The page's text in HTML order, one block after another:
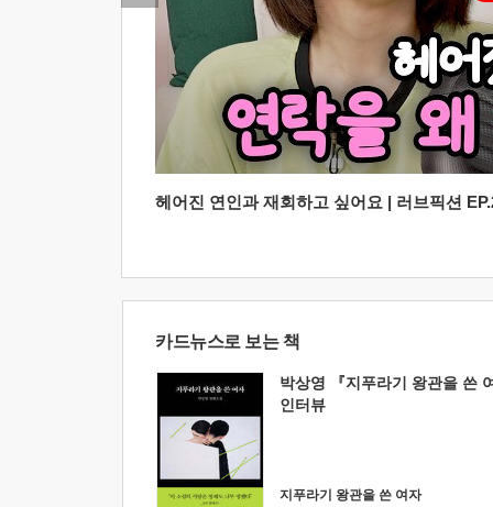
헤어진 연인과 재회하고 싶어요 | 러브픽션
카드뉴스로 보는 책
박상영 『지푸라기 왕관을 쓴
인터뷰
지푸라기 왕관을 쓴 여자